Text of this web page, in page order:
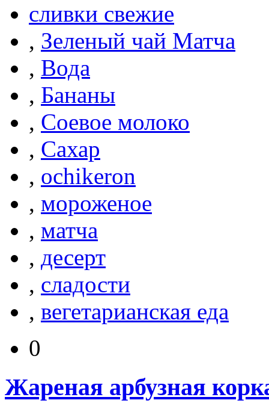
сливки свежие
, Зеленый чай Матча
, Вода
, Бананы
, Соевое молоко
, Сахар
, ochikeron
, мороженое
, матча
, десерт
, сладости
, вегетарианская еда
0
Жареная арбузная